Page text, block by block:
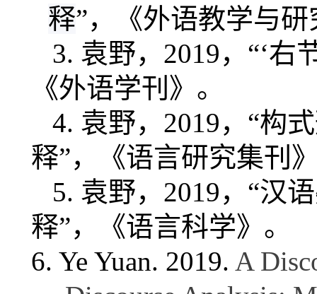
释”，《外语教学与研
3. 袁野， 2019，“‘右
《外语学刊》。
4. 袁野， 2019，“构
释”，《语言研究集刊
5. 袁野， 2019，“汉
释”，《语言科学》。
6. Ye Yuan. 2019. A